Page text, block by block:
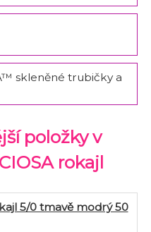
skleněné trubičky a
položky v
rokajl
5/0 tmavě modrý 50